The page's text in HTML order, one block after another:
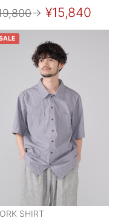
→ ¥15,840
SHIRT